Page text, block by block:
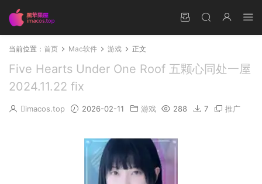
当前位置： 首页 Mac软件 游戏 正文
Five Hearts Under One Roof 五颗心同处一屋
2024.11.22 fix
imacos.top 2026-02-11 游戏 288 7 推广